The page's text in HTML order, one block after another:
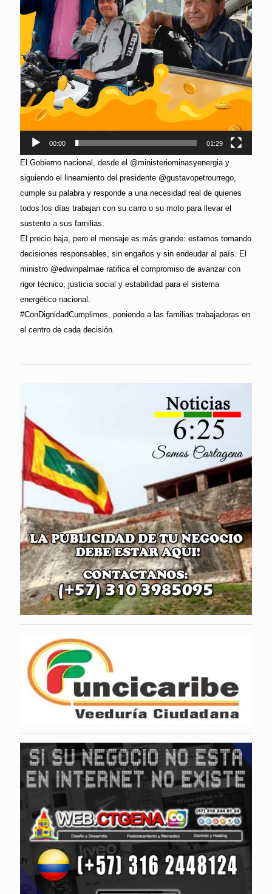
00:00 01:29
El Gobierno nacional, desde el @ministeriominasyenergia y
siguiendo el lineamiento del presidente @gustavopetrourrego,
cumple su palabra y responde a una necesidad real de quienes
todos los días trabajan con su carro o su moto para llevar el
sustento a sus familias.
El precio baja, pero el mensaje es más grande: estamos tomando
decisiones responsables, sin engaños y sin endeudar al país. El
ministro @edwinpalmae ratifica el compromiso de avanzar con
rigor técnico, justicia social y estabilidad para el sistema
energético nacional.
#ConDignidadCumplimos, poniendo a las familias trabajadoras en
el centro de cada decisión.